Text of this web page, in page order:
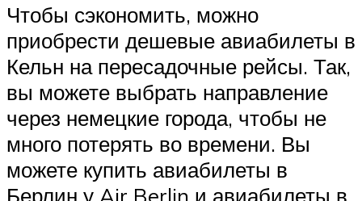
Чтобы сэкономить, можно
приобрести дешевые авиабилеты в
Кельн на пересадочные рейсы. Так,
вы можете выбрать направление
через немецкие города, чтобы не
много потерять во времени. Вы
можете купить авиабилеты в
Берлин у Air Berlin и авиабилеты в